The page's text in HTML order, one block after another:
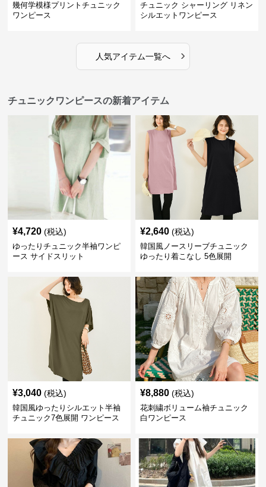
幾何学模様プリントチュニック
ワンピース
チュニック シャーリング リネン
シルエットワンピース
人気アイテム一覧へ ›
チュニックワンピースの新着アイテム
¥4,720 (税込)
ゆったりチュニック半袖ワンピ
ース サイドスリット
¥2,640 (税込)
韓国風ノースリーブチュニック
ゆったり着こなし 5色展開
¥3,040 (税込)
韓国風ゆったりシルエット半袖
チュニック7色展開 ワンピース
¥8,880 (税込)
花刺繍ボリューム袖チュニック
白ワンピース